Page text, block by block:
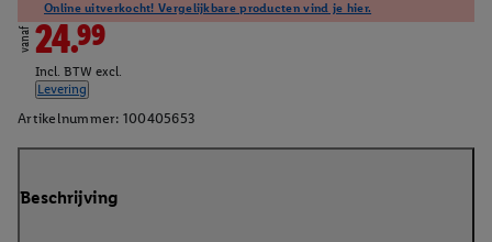
Online uitverkocht! Vergelijkbare producten vind je hier.
vanaf 24.99
Incl. BTW excl.
Levering
Artikelnummer: 100405653
Beschrijving